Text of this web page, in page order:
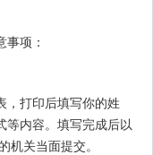
项：
打印后填写你的姓
等内容。填写完成后以
机关当面提交。